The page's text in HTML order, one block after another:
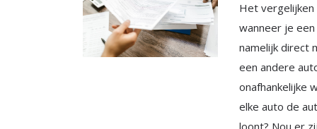
Het
wanneer je
namelijk direct
een andere
onafhankelijke
elke auto de
loont? Nou er